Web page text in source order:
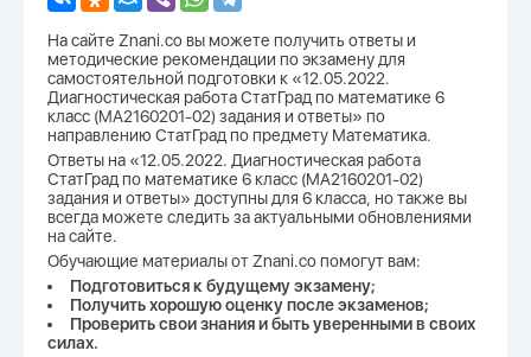
На сайте Znani.co вы можете получить ответы и
методические рекомендации по экзамену для
самостоятельной подготовки к «12.05.2022.
Диагностическая работа СтатГрад по математике 6
класс (МА2160201-02) задания и ответы» по
направлению СтатГрад по предмету Математика.
Ответы на «12.05.2022. Диагностическая работа
СтатГрад по математике 6 класс (МА2160201-02)
задания и ответы» доступны для 6 класса, но также вы
всегда можете следить за актуальными обновлениями
на сайте.
Обучающие материалы от Znani.co помогут вам:
Подготовиться к будущему экзамену;
Получить хорошую оценку после экзаменов;
Проверить свои знания и быть уверенными в своих
силах.